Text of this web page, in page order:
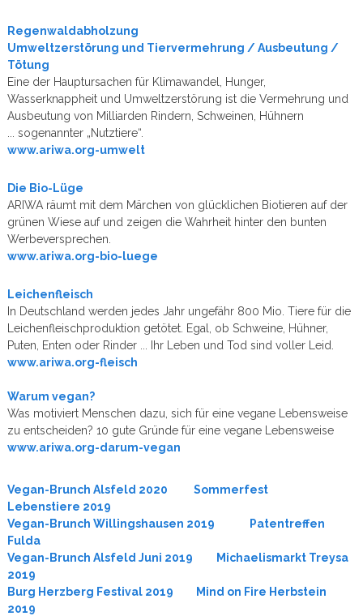
Regenwaldabholzung
Umweltzerstörung und Tiervermehrung / Ausbeutung /
Tötung
Eine der Hauptursachen für Klimawandel, Hunger,
Wasserknappheit und Umweltzerstörung ist die Vermehrung und
Ausbeutung von Milliarden Rindern, Schweinen, Hühnern
... sogenannter „Nutztiere“.
www.ariwa.org-umwelt
Die Bio-Lüge
ARIWA räumt mit dem Märchen von glücklichen Biotieren auf der
grünen Wiese auf und zeigen die Wahrheit hinter den bunten
Werbeversprechen.
www.ariwa.org-bio-luege
Leichenfleisch
In Deutschland werden jedes Jahr ungefähr 800 Mio. Tiere für die
Leichenfleischproduktion getötet. Egal, ob Schweine, Hühner,
Puten, Enten oder Rinder ... Ihr Leben und Tod sind voller Leid.
www.ariwa.org-fleisch
Warum vegan?
Was motiviert Menschen dazu, sich für eine vegane Lebensweise
zu entscheiden? 10 gute Gründe für eine vegane Lebensweise
www.ariwa.org-darum-vegan
Vegan-Brunch Alsfeld 2020
Sommerfest
Lebenstiere 2019
Vegan-Brunch Willingshausen 2019
Patentreffen
Fulda
Vegan-Brunch Alsfeld Juni 2019
Michaelismarkt Treysa
2019
Burg Herzberg Festival 2019
Mind on Fire Herbstein
2019